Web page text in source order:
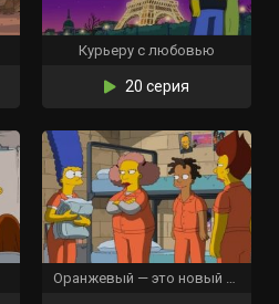
Курьеру с любовью
20 серия
Оранжевый — это новый жёлтый